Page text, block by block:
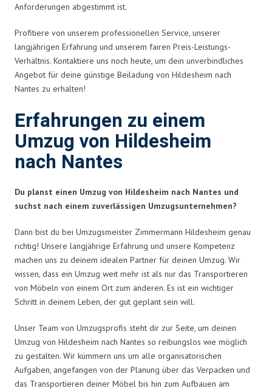
Anforderungen abgestimmt ist.
Profitiere von unserem professionellen Service, unserer
langjährigen Erfahrung und unserem fairen Preis-Leistungs-
Verhältnis. Kontaktiere uns noch heute, um dein unverbindliches
Angebot für deine günstige Beiladung von Hildesheim nach
Nantes zu erhalten!
Erfahrungen zu einem
Umzug von Hildesheim
nach Nantes
Du planst einen Umzug von Hildesheim nach Nantes und
suchst nach einem zuverlässigen Umzugsunternehmen?
Dann bist du bei Umzugsmeister Zimmermann Hildesheim genau
richtig! Unsere langjährige Erfahrung und unsere Kompetenz
machen uns zu deinem idealen Partner für deinen Umzug. Wir
wissen, dass ein Umzug weit mehr ist als nur das Transportieren
von Möbeln von einem Ort zum anderen. Es ist ein wichtiger
Schritt in deinem Leben, der gut geplant sein will.
Unser Team von Umzugsprofis steht dir zur Seite, um deinen
Umzug von Hildesheim nach Nantes so reibungslos wie möglich
zu gestalten. Wir kümmern uns um alle organisatorischen
Aufgaben, angefangen von der Planung über das Verpacken und
das Transportieren deiner Möbel bis hin zum Aufbauen am